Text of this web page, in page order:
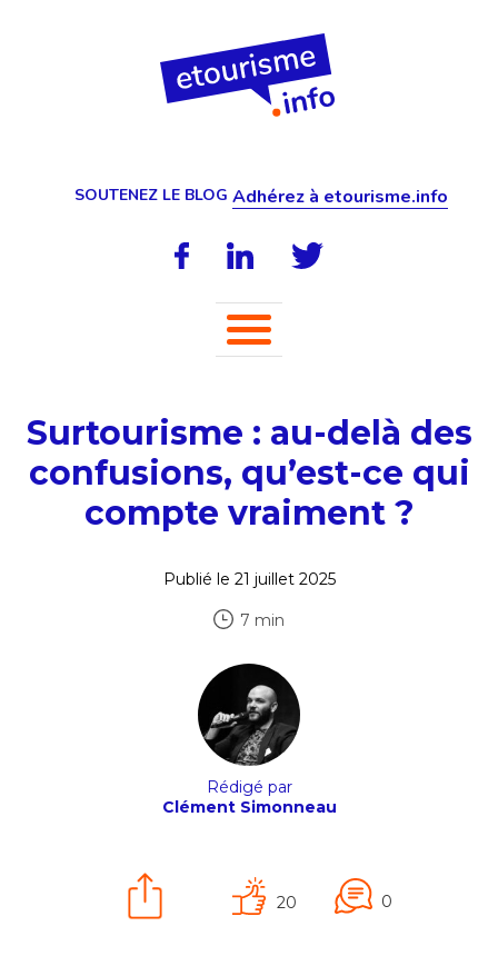
SOUTENEZ LE BLOG Adhérez à etourisme.info
Surtourisme : au-delà des
confusions, qu’est-ce qui
compte vraiment ?
Publié le 21 juillet 2025
7 min
Rédigé par
Clément Simonneau
20 0